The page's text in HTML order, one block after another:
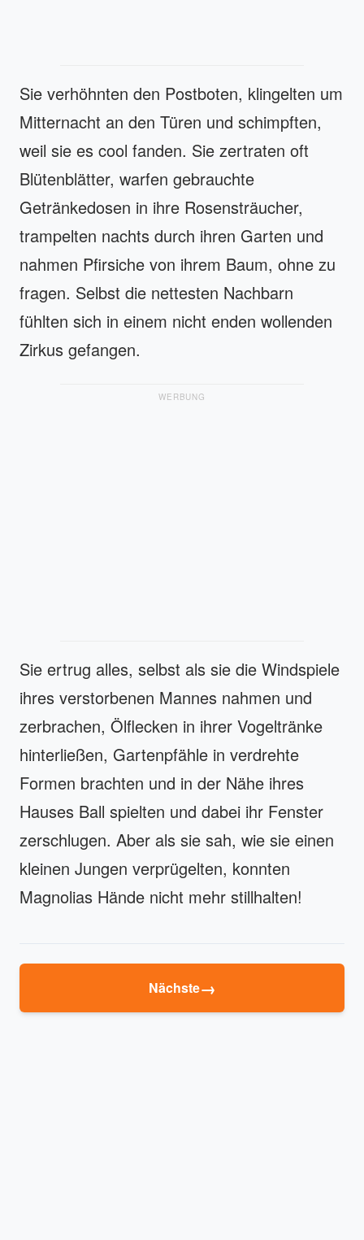
Sie verhöhnten den Postboten, klingelten um
Mitternacht an den Türen und schimpften,
weil sie es cool fanden. Sie zertraten oft
Blütenblätter, warfen gebrauchte
Getränkedosen in ihre Rosensträucher,
trampelten nachts durch ihren Garten und
nahmen Pfirsiche von ihrem Baum, ohne zu
fragen. Selbst die nettesten Nachbarn
fühlten sich in einem nicht enden wollenden
Zirkus gefangen.
WERBUNG
Sie ertrug alles, selbst als sie die Windspiele
ihres verstorbenen Mannes nahmen und
zerbrachen, Ölflecken in ihrer Vogeltränke
hinterließen, Gartenpfähle in verdrehte
Formen brachten und in der Nähe ihres
Hauses Ball spielten und dabei ihr Fenster
zerschlugen. Aber als sie sah, wie sie einen
kleinen Jungen verprügelten, konnten
Magnolias Hände nicht mehr stillhalten!
Nächste→